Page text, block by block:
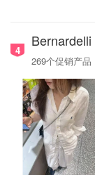
4
Bernardelli
269个促销产品